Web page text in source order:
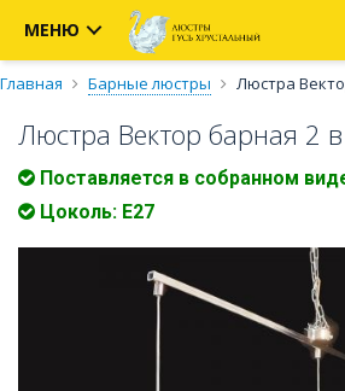
МЕНЮ
Главная Барные люстры Люстра
Люстра Вектор барная 2
Поставляется в собранном
Цоколь: Е27